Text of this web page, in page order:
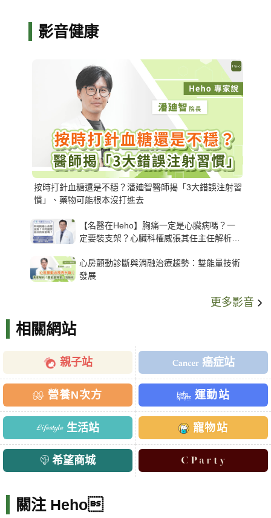
影音健康
按時打針血糖還是不穩？潘廸智醫師揭「3大錯誤注射習
慣」、藥物可能根本沒打進去
【名醫在Heho】胸痛一定是心臟病嗎？一
定要裝支架？心臟科權威張其任主任解析支
心房顫動診斷與消融治療趨勢：雙能量技術
發展
更多影音
相關網站
親子站 癌症站
營養N次方 運動站
生活站 寵物站
希望商城
關注 Heho